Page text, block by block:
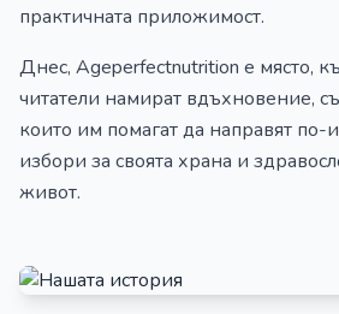
практичната приложимост.
Днес, Ageperfectnutrition е място,
читатели намират вдъхновение,
които им помагат да направят
избори за своята храна и
живот.